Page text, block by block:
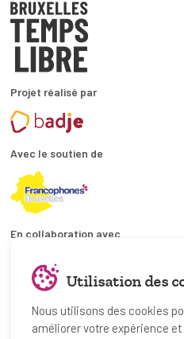
Projet réalisé par
Avec le soutien de
En collaboration avec
et les
© Bruxelles Temps Libre 2019-2026
Utilisation des
Nous utilisons des cookies
améliorer votre expérience et